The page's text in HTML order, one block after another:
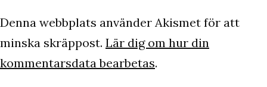
Denna webbplats använder Akismet för att
minska skräppost. Lär dig om hur din
kommentarsdata bearbetas.